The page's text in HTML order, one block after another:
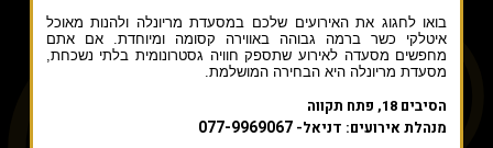
בואו לחגוג את האירועים שלכם במסעדת מריונלה ולהנות מאוכל
איטלקי כשר ברמה גבוהה באווירה קסומה ומיוחדת. אם אתם
מחפשים מסעדה לאירוע שתספק חוויה גסטרונומית בלתי נשכחת,
מסעדת מריונלה היא הבחירה המושלמת.
הסיבים 18, פתח תקווה
מנהלת אירועים: דניאל- 077-9969067